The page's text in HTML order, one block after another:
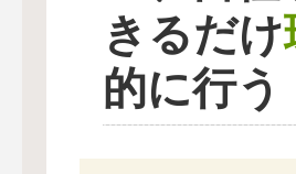
きるだけ
的に行う